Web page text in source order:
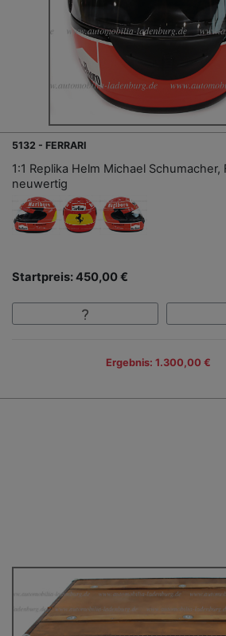
5132 - FERRARI
1:1 Replika Helm Michael Schumacher,
neuwertig
Startpreis: 450,00 €
Ergebnis: 1.300,00 €